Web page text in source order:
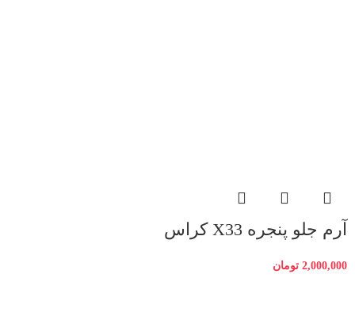
آرم جلو پنجره X33 کراس
2,000,000 تومان